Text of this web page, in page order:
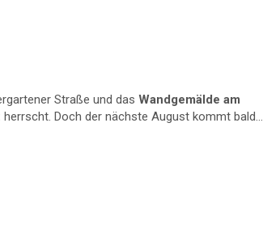
Straße und das Wandgemälde am
herrscht. Doch der nächste August kommt bald…